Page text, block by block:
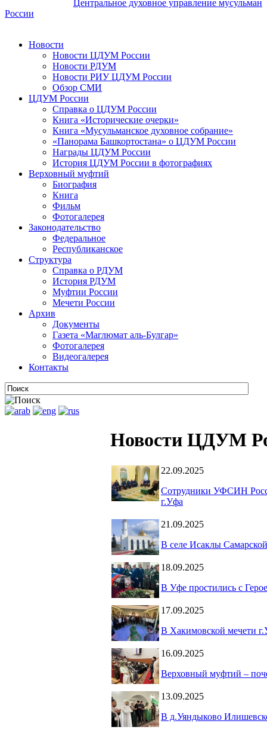
Центральное духовное управление мусульман
России
Новости
Новости ЦДУМ России
Новости РДУМ
Новости РИУ ЦДУМ России
Обзор СМИ
ЦДУМ России
Справка о ЦДУМ России
Книга «Исторические очерки»
Книга «Мусульманское духовное собрание»
«Панорама Башкортостана» о ЦДУМ России
Награды ЦДУМ России
История ЦДУМ России в фотографиях
Верховный муфтий
Биография
Книга
Фильм
Фотогалерея
Законодательство
Федеральное
Республиканское
Структура
Справка о РДУМ
История РДУМ
Муфтии России
Мечети России
Архив
Документы
Газета «Маглюмат аль-Булгар»
Фотогалерея
Видеогалерея
Контакты
Новости ЦДУМ
22.09.2025
Сотрудники УФСИН
г.Уфа
21.09.2025
В селе Исаклы
18.09.2025
В Уфе простились с
17.09.2025
В Хакимовской мечети
16.09.2025
Верховный муфтий –
13.09.2025
В д.Уяндыково